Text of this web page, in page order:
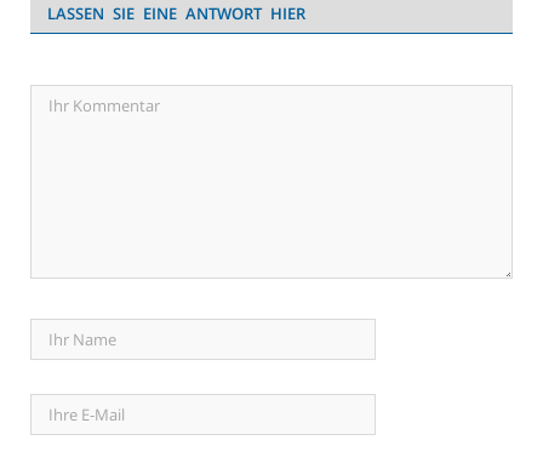
LASSEN SIE EINE ANTWORT HIER